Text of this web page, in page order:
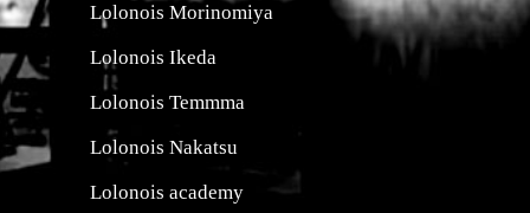
Lolonois Morinomiya
Lolonois Ikeda
Lolonois Temmma
Lolonois Nakatsu
Lolonois academy